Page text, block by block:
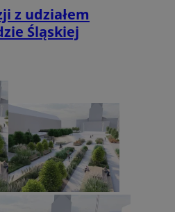
z udziałem
Śląskiej